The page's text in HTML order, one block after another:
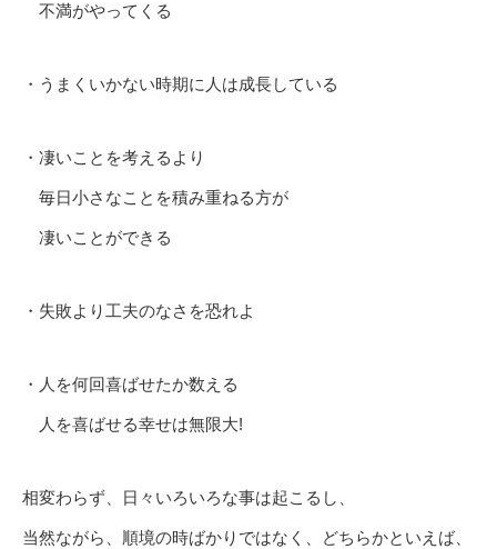
不満がやってくる
・うまくいかない時期に人は成長している
・凄いことを考えるより
毎日小さなことを積み重ねる方が
凄いことができる
・失敗より工夫のなさを恐れよ
・人を何回喜ばせたか数える
人を喜ばせる幸せは無限大!
相変わらず、日々いろいろな事は起こるし、
当然ながら、順境の時ばかりではなく、どちらかといえば、